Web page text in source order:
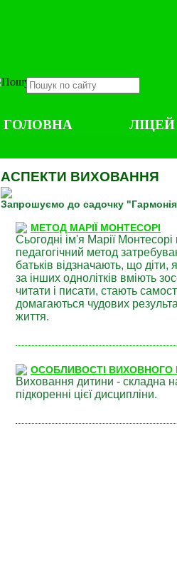
ГОЛОВНА ЛІЦЕЙ
АСПЕКТИ ВИХОВАННЯ
Запрошуємо до садочку
МЕТОД МАРІЇ МОНТЕСОРІ
Сьогодні ім'я Марії
педагогічний метод
батьків відзначають, що діти,
за інших однолітків вміють
читати і писати, стають
домагаються чудових
життя.
ОСОБЛИВОСТІ ВИХОВНОГО
Виховання дитини - складна
підкоренні цієї дисципліни.